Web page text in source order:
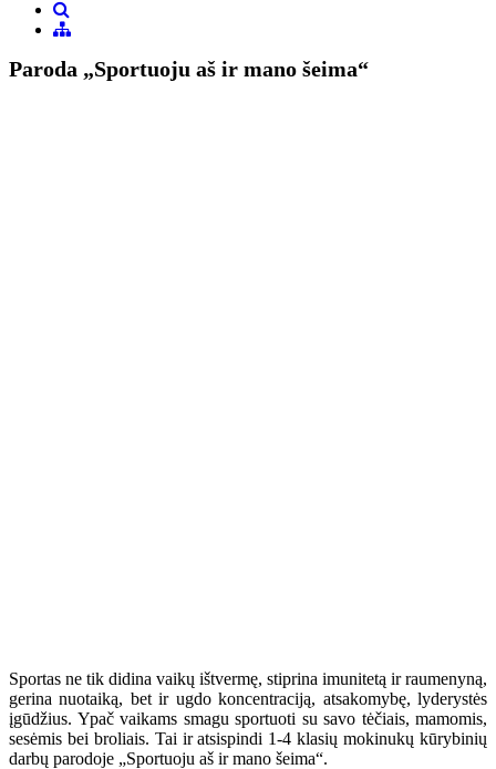
Paroda „Sportuoju aš ir mano šeima“
Sportas ne tik didina vaikų ištvermę, stiprina imunitetą ir raumenyną,
gerina nuotaiką, bet ir ugdo koncentraciją, atsakomybę, lyderystės
įgūdžius. Ypač vaikams smagu sportuoti su savo tėčiais, mamomis,
sesėmis bei broliais. Tai ir atsispindi 1-4 klasių mokinukų kūrybinių
darbų parodoje „Sportuoju aš ir mano šeima“.